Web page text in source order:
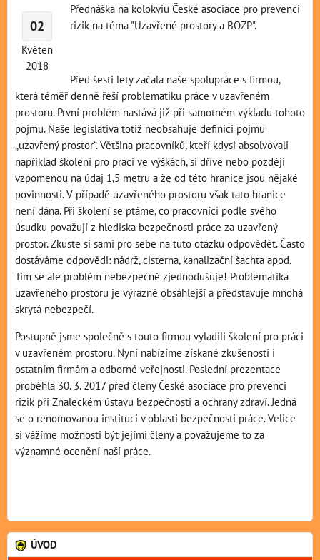
02
Květen
2018
Přednáška na kolokviu České asociace pro prevenci
rizik na téma "Uzavřené prostory a BOZP".
Před šesti lety začala naše spolupráce s firmou,
která téměř denně řeší problematiku práce v uzavřeném
prostoru. První problém nastává již při samotném výkladu tohoto
pojmu. Naše legislativa totiž neobsahuje definici pojmu
„uzavřený prostor“. Většina pracovníků, kteří kdysi absolvovali
například školení pro práci ve výškách, si dříve nebo později
vzpomenou na údaj 1,5 metru a že od této hranice jsou nějaké
povinnosti. V případě uzavřeného prostoru však tato hranice
není dána. Při školení se ptáme, co pracovníci podle svého
úsudku považují z hlediska bezpečnosti práce za uzavřený
prostor. Zkuste si sami pro sebe na tuto otázku odpovědět. Často
dostáváme odpovědi: nádrž, cisterna, kanalizační šachta apod.
Tím se ale problém nebezpečně zjednodušuje! Problematika
uzavřeného prostoru je výrazně obsáhlejší a představuje mnohá
skrytá nebezpečí.
Postupně jsme společně s touto firmou vyladili školení pro práci
v uzavřeném prostoru. Nyní nabízíme získané zkušenosti i
ostatním firmám a odborné veřejnosti. Poslední prezentace
proběhla 30. 3. 2017 před členy České asociace pro prevenci
rizik při Znaleckém ústavu bezpečnosti a ochrany zdraví. Jedná
se o renomovanou instituci v oblasti bezpečnosti práce. Velice
si vážíme možnosti být jejími členy a považujeme to za
významné ocenění naší práce.
ÚVOD